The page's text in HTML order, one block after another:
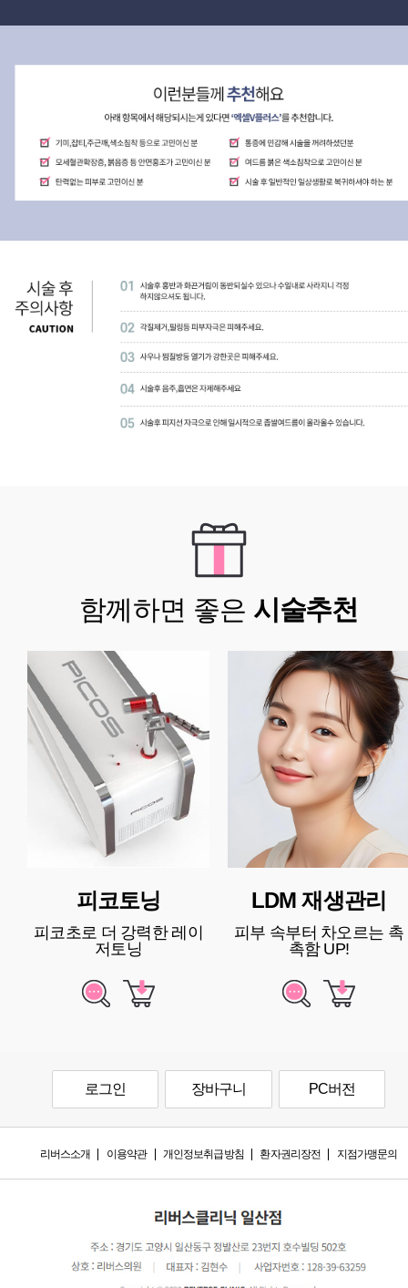
함께하면 좋은 시술추천
피코토닝
피코초로 더 강력한 레이
저토닝
LDM 재생관리
피부 속부터 차오르는 촉
촉함 UP!
로그인 장바구니 PC버전
리버스소개 이용약관 개인정보취급방침 환자권리장전 지점가맹문의